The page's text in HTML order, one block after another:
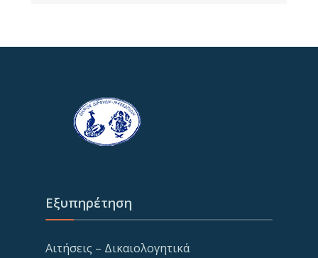
Εξυπηρέτηση
Αιτήσεις – Δικαιολογητικά